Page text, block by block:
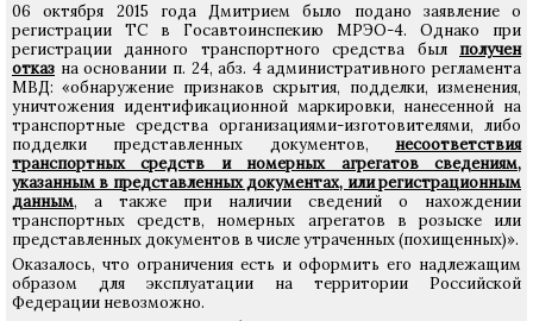
06 октября 2015 года Дмитрием было подано заявление о
регистрации ТС в Госавтоинспекию МРЭО-4. Однако при
регистрации данного транспортного средства был получен
отказ на основании п. 24, абз. 4 административного регламента
МВД: «обнаружение признаков скрытия, подделки, изменения,
уничтожения идентификационной маркировки, нанесенной на
транспортные средства организациями-изготовителями, либо
подделки представленных документов, несоответствия
транспортных средств и номерных агрегатов сведениям,
указанным в представленных документах, или регистрационным
данным, а также при наличии сведений о нахождении
транспортных средств, номерных агрегатов в розыске или
представленных документов в числе утраченных (похищенных)».
Оказалось, что ограничения есть и оформить его надлежащим
образом для эксплуатации на территории Российской
Федерации невозможно.